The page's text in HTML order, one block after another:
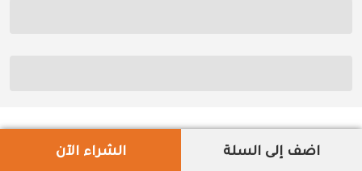
اضف إلى السلة الشراء الآن